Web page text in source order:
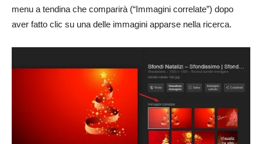
menu a tendina che comparirà (“Immagini correlate”) dopo
aver fatto clic su una delle immagini apparse nella ricerca.